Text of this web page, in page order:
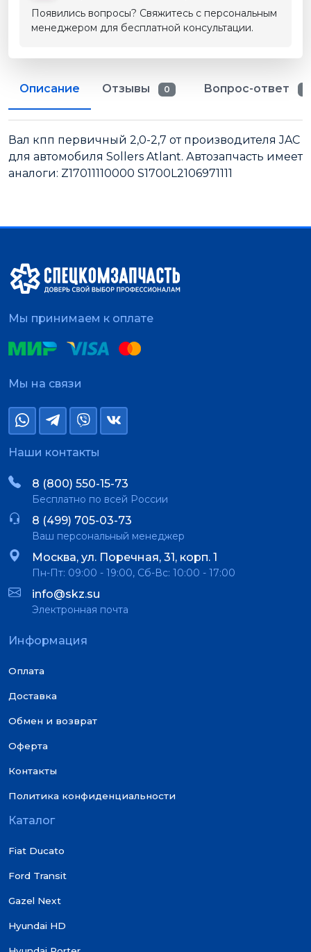
Появились вопросы? Свяжитесь с персональным
менеджером для бесплатной консультации.
Описание Отзывы 0 Вопрос-ответ
Вал кпп первичный 2,0-2,7 от производителя JAC
для автомобиля Sollers Atlant. Автозапчасть имеет
аналоги: Z17011110000 S1700L2106971111
Мы принимаем к оплате
Мы на связи
Наши контакты
8 (800) 550-15-73
Бесплатно по всей России
8 (499) 705-03-73
Ваш персональный менеджер
Москва, ул. Поречная, 31, корп. 1
Пн-Пт: 09:00 - 19:00, Сб-Вс: 10:00 - 17:00
info@skz.su
Электронная почта
Информация
Оплата
Доставка
Обмен и возврат
Оферта
Контакты
Политика конфиденциальности
Каталог
Fiat Ducato
Ford Transit
Gazel Next
Hyundai HD